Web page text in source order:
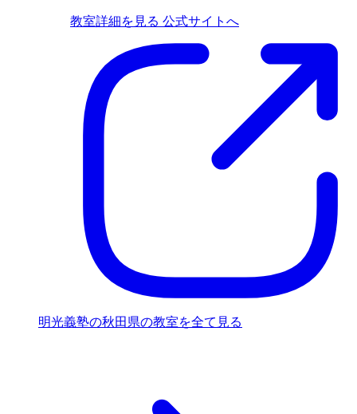
教室詳細を見る 公式サイトへ
明光義塾の秋田県の教室を全て見る